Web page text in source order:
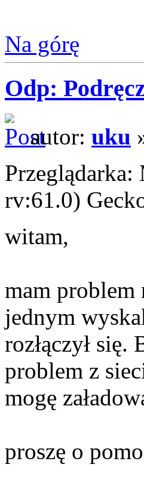
Na górę
Odp:
autor: uku
rv:61.0)
witam,
mam problem
jednym
rozłączył się.
problem z
mogę
proszę o